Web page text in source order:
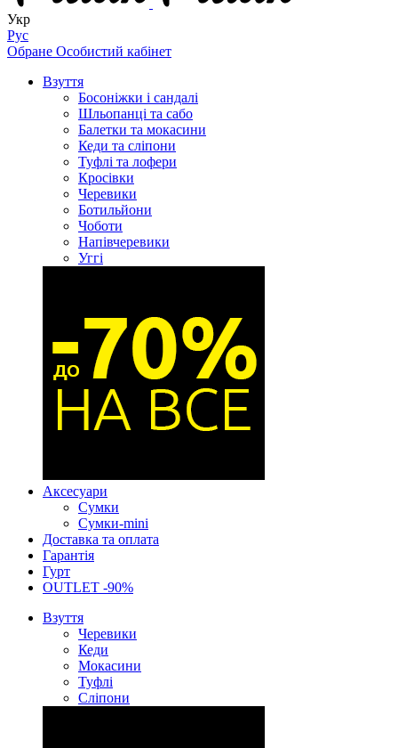
Укр
Рус
Обране Особистий кабінет
Взуття
Босоніжки і сандалі
Шльопанці та сабо
Балетки та мокасини
Кеди та сліпони
Туфлі та лофери
Кросівки
Черевики
Ботильйони
Чоботи
Напівчеревики
Уггі
Аксесуари
Сумки
Сумки-mini
Доставка та оплата
Гарантія
Гурт
OUTLET -90%
Взуття
Черевики
Кеди
Мокасини
Туфлі
Сліпони